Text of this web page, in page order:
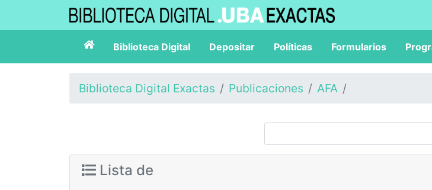
Biblioteca Digital Depositar Políticas Formularios
Biblioteca Digital Exactas Publicaciones AFA
Lista de